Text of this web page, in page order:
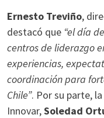
Ernesto Treviño,
destacó que “el día
centros de liderazgo
experiencias,
coordinación para
Chile”. Por su parte,
Innovar,Soledad